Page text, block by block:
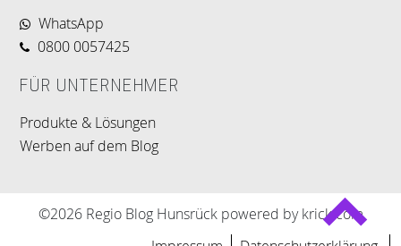
WhatsApp
0800 0057425
FÜR UNTERNEHMER
Produkte & Lösungen
Werben auf dem Blog
©2026 Regio Blog Hunsrück powered by krick.com